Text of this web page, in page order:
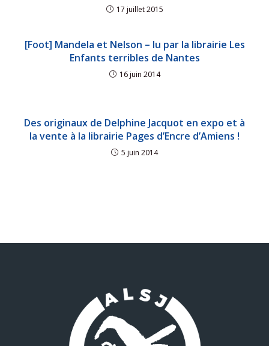
17 juillet 2015
[Foot] Mandela et Nelson – lu par la librairie Les
Enfants terribles de Nantes
16 juin 2014
Des originaux de Delphine Jacquot en expo et à
la vente à la librairie Pages d’Encre d’Amiens !
5 juin 2014